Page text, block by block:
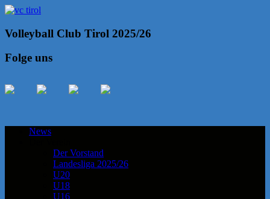
Volleyball Club Tirol 2025/26
Folge uns
News
Der Vorstand
Landesliga 2025/26
U20
U18
U16